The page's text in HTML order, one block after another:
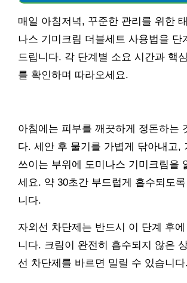
매일 아침저녁, 꾸준한 관리를 위한
나스 기미크림 더블세트 사용법을 단
드립니다. 각 단계별 소요 시간과 핵
를 확인하며 따라오세요.
아침에는 피부를 깨끗하게 정돈하는
다. 세안 후 물기를 가볍게 닦아내고,
쓰이는 부위에 도미나스 기미크림을
세요. 약 30초간 부드럽게 흡수되도
니다.
자외선 차단제는 반드시 이 단계 후
니다. 크림이 완전히 흡수되지 않은
선 차단제를 바르면 밀릴 수 있습니다.